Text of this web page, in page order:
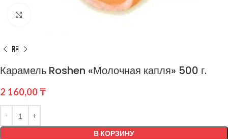
Нажмите, чтобы увеличить
Карамель Roshen «Молочная капля» 500 г.
2 160,00 ₸
В КОРЗИНУ